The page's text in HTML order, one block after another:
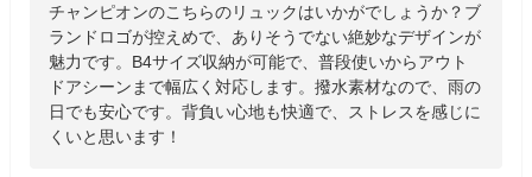
チャンピオンのこちらのリュックはいかがでしょうか？ブ
ランドロゴが控えめで、ありそうでない絶妙なデザインが
魅力です。B4サイズ収納が可能で、普段使いからアウト
ドアシーンまで幅広く対応します。撥水素材なので、雨の
日でも安心です。背負い心地も快適で、ストレスを感じに
くいと思います！